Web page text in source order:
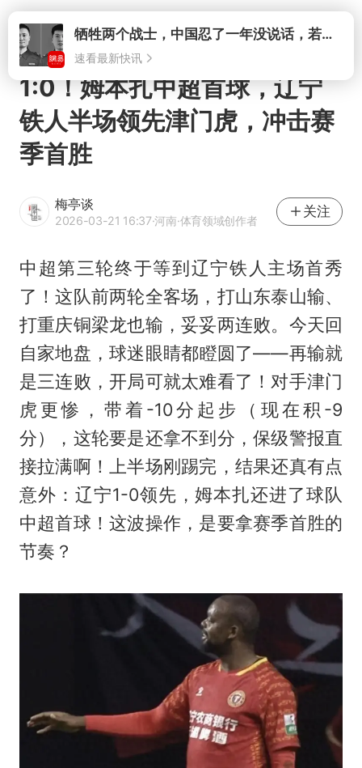
打开牺牲两个战士，中国忍了一年没说话，若菲律宾死了人，他会开战吗
速看最新快讯
1:0！姆本扎中超首球，辽宁
铁人半场领先津门虎，冲击赛
季首胜
梅亭谈
2026-03-21 16:37·河南·体育领域创作者
关注
中超第三轮终于等到辽宁铁人主场首秀
了！这队前两轮全客场，打山东泰山输、
打重庆铜梁龙也输，妥妥两连败。今天回
自家地盘，球迷眼睛都瞪圆了——再输就
是三连败，开局可就太难看了！对手津门
虎更惨，带着-10分起步（现在积-9
分），这轮要是还拿不到分，保级警报直
接拉满啊！上半场刚踢完，结果还真有点
意外：辽宁1-0领先，姆本扎还进了球队
中超首球！这波操作，是要拿赛季首胜的
节奏？